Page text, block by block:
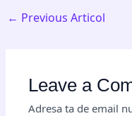
← Previous Articol
Leave a
Adresa ta de email